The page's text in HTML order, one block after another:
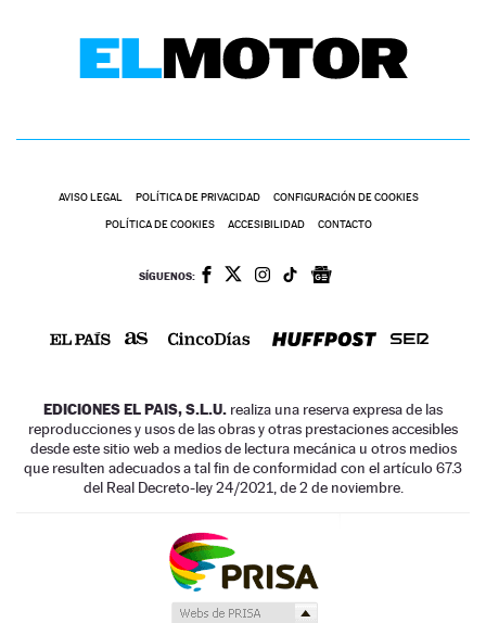
AVISO LEGAL POLÍTICA DE PRIVACIDAD CONFIGURACIÓN DE COOKIES
POLÍTICA DE COOKIES ACCESIBILIDAD CONTACTO
SÍGUENOS:
EDICIONES EL PAIS, S.L.U. realiza una reserva expresa de las
reproducciones y usos de las obras y otras prestaciones accesibles
desde este sitio web a medios de lectura mecánica u otros medios
que resulten adecuados a tal fin de conformidad con el artículo 67.3
del Real Decreto-ley 24/2021, de 2 de noviembre.